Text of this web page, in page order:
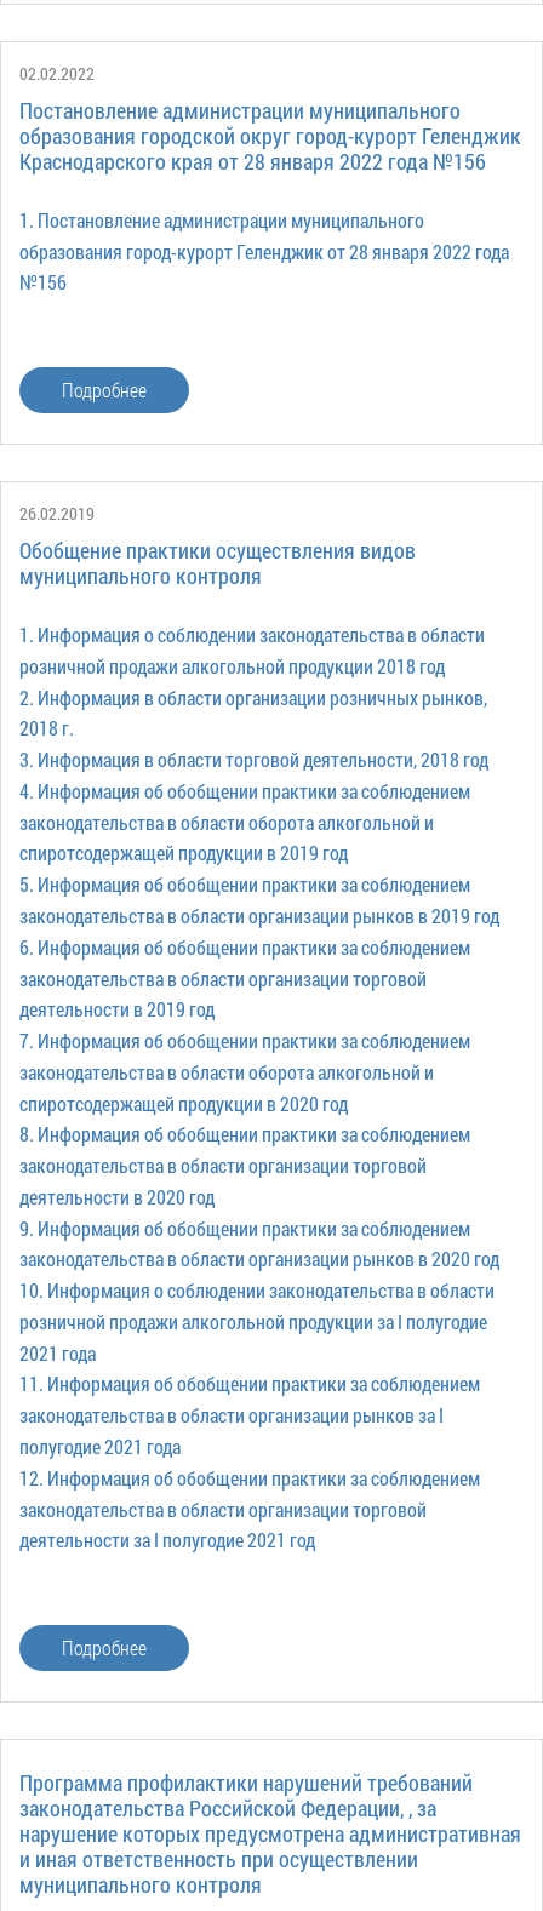
02.02.2022
Постановление администрации муниципального
образования городской округ город-курорт Геленджик
Краснодарского края от 28 января 2022 года №156
1. Постановление администрации муниципального
образования город-курорт Геленджик от 28 января 2022 года
№156
Подробнее
26.02.2019
Обобщение практики осуществления видов
муниципального контроля
1. Информация о соблюдении законодательства в области
розничной продажи алкогольной продукции 2018 год
2. Информация в области организации розничных рынков,
2018 г.
3. Информация в области торговой деятельности, 2018 год
4. Информация об обобщении практики за соблюдением
законодательства в области оборота алкогольной и
спиротсодержащей продукции в 2019 год
5. Информация об обобщении практики за соблюдением
законодательства в области организации рынков в 2019 год
6. Информация об обобщении практики за соблюдением
законодательства в области организации торговой
деятельности в 2019 год
7. Информация об обобщении практики за соблюдением
законодательства в области оборота алкогольной и
спиротсодержащей продукции в 2020 год
8. Информация об обобщении практики за соблюдением
законодательства в области организации торговой
деятельности в 2020 год
9. Информация об обобщении практики за соблюдением
законодательства в области организации рынков в 2020 год
10. Информация о соблюдении законодательства в области
розничной продажи алкогольной продукции за I полугодие
2021 года
11. Информация об обобщении практики за соблюдением
законодательства в области организации рынков за I
полугодие 2021 года
12. Информация об обобщении практики за соблюдением
законодательства в области организации торговой
деятельности за I полугодие 2021 год
Подробнее
Программа профилактики нарушений требований
законодательства Российской Федерации, , за
нарушение которых предусмотрена административная
и иная ответственность при осуществлении
муниципального контроля